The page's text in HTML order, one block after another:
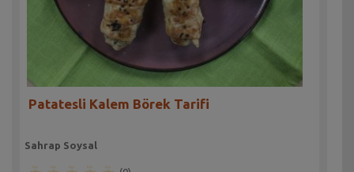
Patatesli Kalem Börek Tarifi
Sahrap Soysal